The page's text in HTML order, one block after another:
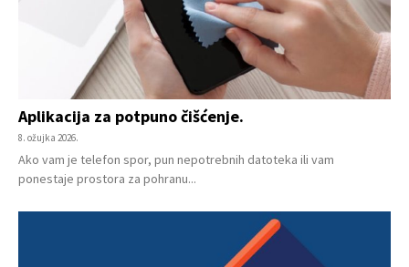
Aplikacija za potpuno čišćenje.
8. ožujka 2026.
Ako vam je telefon spor, pun nepotrebnih datoteka ili vam
ponestaje prostora za pohranu...